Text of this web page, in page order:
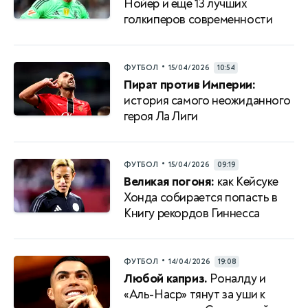
Нойер и еще 13 лучших
голкиперов современности
ФУТБОЛ • 15/04/2026 10:54
Пират против Империи:
история самого неожиданного
героя Ла Лиги
ФУТБОЛ • 15/04/2026 09:19
Великая погоня: как Кейсуке
Хонда собирается попасть в
Книгу рекордов Гиннесса
ФУТБОЛ • 14/04/2026 19:08
Любой каприз. Роналду и
«Аль-Наср» тянут за уши к